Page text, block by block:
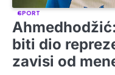
SPORT
biti dio
zavisi od